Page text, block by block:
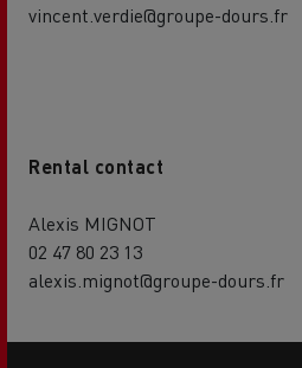
vincent.verdie@groupe-dours.fr
Rental contact
Alexis MIGNOT
02 47 80 23 13
alexis.mignot@groupe-dours.fr